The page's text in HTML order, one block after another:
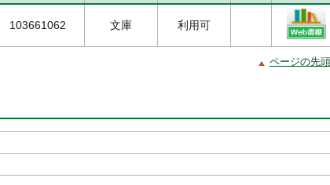
103661062 文庫 利用可
ページの先